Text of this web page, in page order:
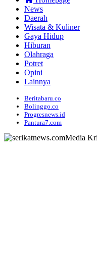
News
Daerah
Wisata & Kuliner
Gaya Hidup
Hiburan
Olahraga
Potret
Opini
Lainnya
Beritabaru.co
Bolinggo.co
Progresnews.id
Pantura7.com